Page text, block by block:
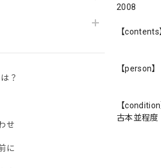
？
せ
に
2008
【contents
【person】
【condition
古本並程度